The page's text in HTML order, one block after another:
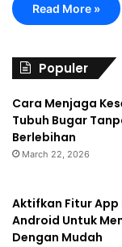
Read More »
Populer
Cara Menjaga
Tubuh Bugar
Berlebihan
March 22, 2026
Aktifkan Fitur App
Android Untuk
Dengan Mudah